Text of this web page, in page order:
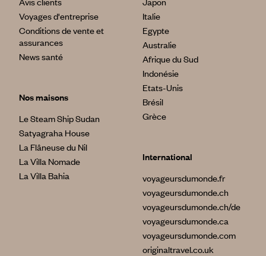
Voyages d'entreprise
Conditions de vente et
assurances
News santé
Nos maisons
Le Steam Ship Sudan
Satyagraha House
La Flâneuse du Nil
La Villa Nomade
La Villa Bahia
Italie
Egypte
Australie
Afrique du Sud
Indonésie
Etats-Unis
Brésil
Grèce
International
voyageursdumonde.fr
voyageursdumonde.ch
voyageursdumonde.ch/de
voyageursdumonde.ca
voyageursdumonde.com
originaltravel.co.uk